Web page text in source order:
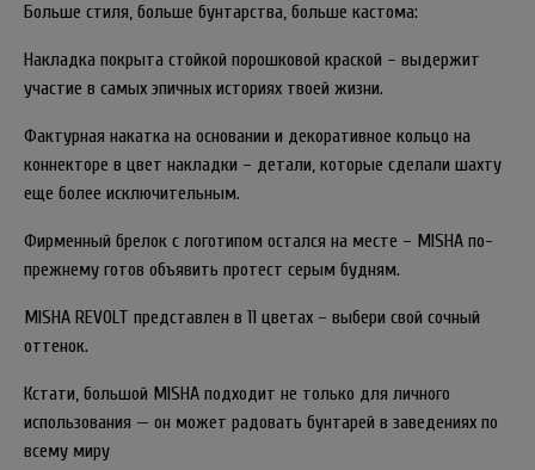
Больше стиля, больше бунтарства, больше кастома:
Накладка покрыта стойкой порошковой краской – выдержит
участие в самых эпичных историях твоей жизни.
Фактурная накатка на основании и декоративное кольцо на
коннекторе в цвет накладки – детали, которые сделали шахту
еще более исключительным.
Фирменный брелок с логотипом остался на месте – MISHA по-
прежнему готов объявить протест серым будням.
MISHA REVOLT представлен в 11 цветах – выбери свой сочный
оттенок.
Кстати, большой MISHA подходит не только для личного
использования — он может радовать бунтарей в заведениях по
всему миру